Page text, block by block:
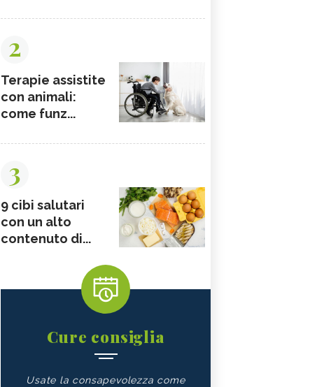
2
Terapie assistite
con animali:
come funz...
3
9 cibi salutari
con un alto
contenuto di...
Cure consiglia
Usate la consapevolezza come